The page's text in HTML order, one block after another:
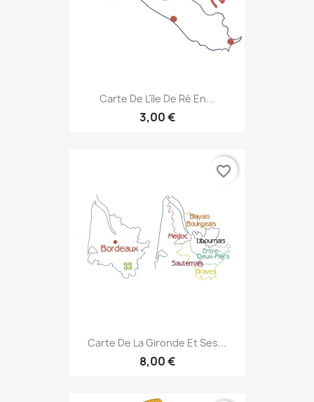
Carte De L'île De Ré En...
3,00 €
Carte De La Gironde Et Ses...
8,00 €
favorite_border